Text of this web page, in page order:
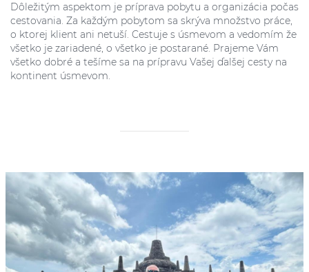
Dôležitým aspektom je príprava pobytu a organizácia počas
cestovania. Za každým pobytom sa skrýva množstvo práce,
o ktorej klient ani netuší. Cestuje s úsmevom a vedomím že
všetko je zariadené, o všetko je postarané. Prajeme Vám
všetko dobré a tešíme sa na prípravu Vašej ďalšej cesty na
kontinent úsmevom.